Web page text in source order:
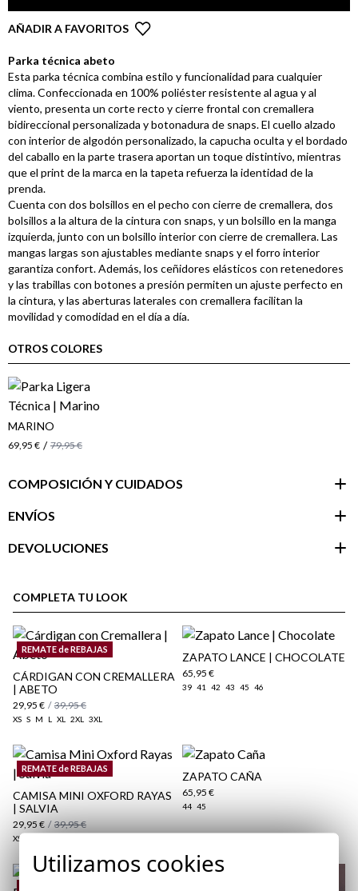
AÑADIR A FAVORITOS
Parka técnica abeto
Esta parka técnica combina estilo y funcionalidad para cualquier
clima. Confeccionada en 100% poliéster resistente al agua y al
viento, presenta un corte recto y cierre frontal con cremallera
bidireccional personalizada y botonadura de snaps. El cuello alzado
con interior de algodón personalizado, la capucha oculta y el bordado
del caballo en la parte trasera aportan un toque distintivo, mientras
que el print de la marca en la tapeta refuerza la identidad de la
prenda.
Cuenta con dos bolsillos en el pecho con cierre de cremallera, dos
bolsillos a la altura de la cintura con snaps, y un bolsillo en la manga
izquierda, junto con un bolsillo interior con cierre de cremallera. Las
mangas largas son ajustables mediante snaps y el forro interior
garantiza confort. Además, los ceñidores elásticos con retenedores
y las trabillas con botones a presión permiten un ajuste perfecto en
la cintura, y las aberturas laterales con cremallera facilitan la
movilidad y comodidad en el día a día.
OTROS COLORES
MARINO
69,95 € / 79,95 €
COMPOSICIÓN Y CUIDADOS
ENVÍOS
Paquetes y envíos
DEVOLUCIONES
cliente
aquí
COMPLETA TU LOOK
REMATE de REBAJAS
CÁRDIGAN CON CREMALLERA
| ABETO
29,95 € / 39,95 €
XS S M L XL 2XL 3XL
ZAPATO LANCE | CHOCOLATE
65,95 €
39 41 42 43 45 46
REMATE de REBAJAS
CAMISA MINI OXFORD RAYAS
| SALVIA
29,95 € / 39,95 €
XS
ZAPATO CAÑA
65,95 €
44 45
Utilizamos cookies